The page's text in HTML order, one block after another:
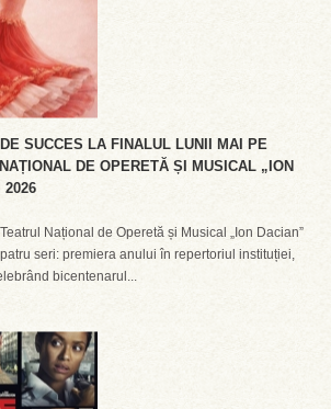
SUCCES LA FINALUL LUNII MAI PE
DE OPERETĂ ȘI MUSICAL „ION
2026
Național de Operetă și Musical „Ion Dacian”
seri: premiera anului în repertoriul instituției,
bicentenarul...